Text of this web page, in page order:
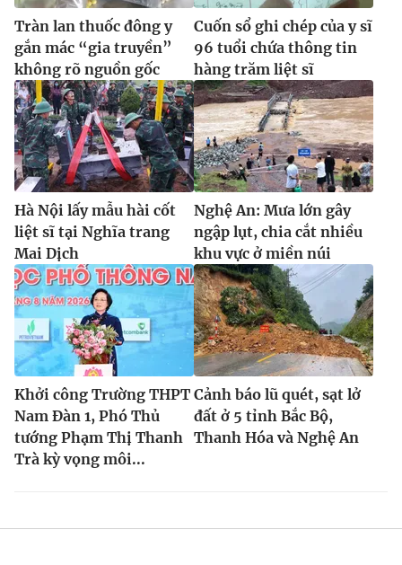
® Cấm sao chép dưới mọi hình thức nếu không có sự chấp
thuận bằng văn bản. Ghi rõ nguồn VTV.vn khi phát hành lại
thông tin từ website này.
Tràn lan thuốc đông y
gắn mác “gia truyền”
không rõ nguồn gốc
Cuốn sổ ghi chép của y sĩ
96 tuổi chứa thông tin
hàng trăm liệt sĩ
Hà Nội lấy mẫu hài cốt
liệt sĩ tại Nghĩa trang
Mai Dịch
Nghệ An: Mưa lớn gây
ngập lụt, chia cắt nhiều
khu vực ở miền núi
Khởi công Trường THPT
Nam Đàn 1, Phó Thủ
tướng Phạm Thị Thanh
Trà kỳ vọng môi...
Cảnh báo lũ quét, sạt lở
đất ở 5 tỉnh Bắc Bộ,
Thanh Hóa và Nghệ An